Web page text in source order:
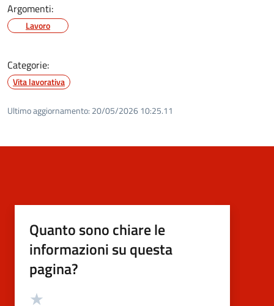
Argomenti:
Lavoro
Categorie:
Vita lavorativa
Ultimo aggiornamento: 20/05/2026 10:25.11
Quanto sono chiare le
informazioni su questa
pagina?
Valutazione